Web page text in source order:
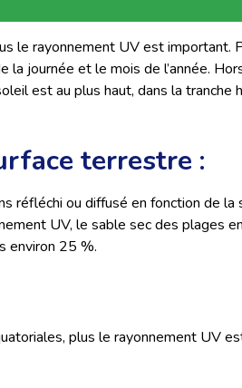
le rayonnement UV est important.
la journée et le mois de l’année.
est au plus haut, dans la tranche
terrestre :
réfléchi ou diffusé en fonction de la
UV, le sable sec des plages
environ 25 %.
plus le rayonnement UV